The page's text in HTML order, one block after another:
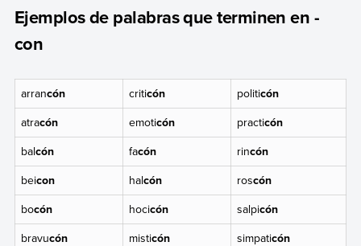
Ejemplos de palabras que terminen en -
con
arrancón criticón politicón
atracón emoticón practicón
balcón facón rincón
beicon halcón roscón
bocón hocicón salpicón
bravucón misticón simpaticón